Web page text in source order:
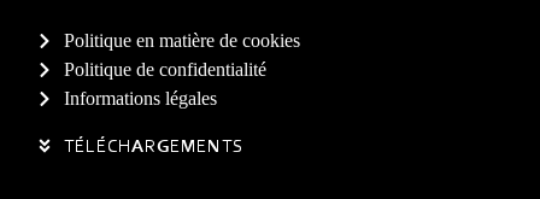
Politique en matière de cookies
Politique de confidentialité
Informations légales
TÉLÉCHARGEMENTS